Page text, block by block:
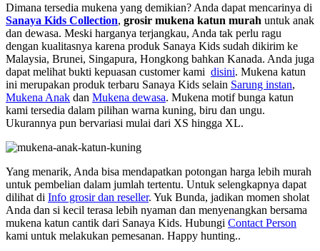
Dimana tersedia mukena yang demikian? Anda dapat mencarinya di
Sanaya Kids Collection, grosir mukena katun murah untuk anak
dan dewasa. Meski harganya terjangkau, Anda tak perlu ragu
dengan kualitasnya karena produk Sanaya Kids sudah dikirim ke
Malaysia, Brunei, Singapura, Hongkong bahkan Kanada. Anda juga
dapat melihat bukti kepuasan customer kami disini. Mukena katun
ini merupakan produk terbaru Sanaya Kids selain Sarung instan,
Mukena Anak dan Mukena dewasa. Mukena motif bunga katun
kami tersedia dalam pilihan warna kuning, biru dan ungu.
Ukurannya pun bervariasi mulai dari XS hingga XL.
Yang menarik, Anda bisa mendapatkan potongan harga lebih murah
untuk pembelian dalam jumlah tertentu. Untuk selengkapnya dapat
dilihat di Info grosir dan reseller. Yuk Bunda, jadikan momen sholat
Anda dan si kecil terasa lebih nyaman dan menyenangkan bersama
mukena katun cantik dari Sanaya Kids. Hubungi Contact Person
kami untuk melakukan pemesanan. Happy hunting..